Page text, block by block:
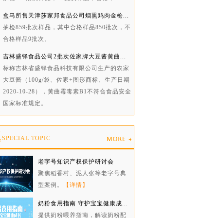
盒马所售天津莎家邦食品公司烟熏鸡肉金枪...
抽检859批次样品，其中合格样品850批次，不
合格样品9批次。
吉林盛铎食品公司2批次佐家牌大豆酱黄曲...
标称吉林省盛铎食品科技有限公司生产的农家
大豆酱（100g/袋、佐家+图形商标、生产日期
2020-10-28），黄曲霉毒素B1不符合食品安全
国家标准规定。
SPECIAL TOPIC
老字号知识产权保护研讨会
聚焦稻香村、泥人张等老字号典
型案例。
【详情】
奶粉食用指南 守护宝宝健康成...
提供奶粉喂养指南，解读奶粉配